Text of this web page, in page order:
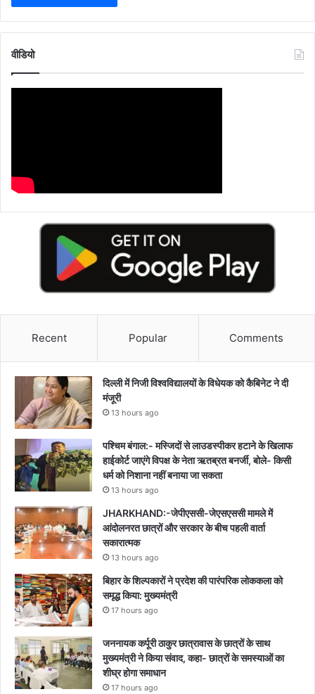
वीडियो
Recent Popular Comments
दिल्ली में निजी विश्वविद्यालयों के विधेयक को कैबिनेट ने दी
मंजूरी
13 hours ago
पश्चिम बंगाल:- मस्जिदों से लाउडस्पीकर हटाने के खिलाफ
हाईकोर्ट जाएंगे विपक्ष के नेता ऋतब्रत बनर्जी, बोले- किसी
धर्म को निशाना नहीं बनाया जा सकता
13 hours ago
JHARKHAND:-जेपीएससी-जेएसएससी मामले में
आंदोलनरत छात्रों और सरकार के बीच पहली वार्ता
सकारात्मक
13 hours ago
बिहार के शिल्पकारों ने प्रदेश की पारंपरिक लोककला को
समृद्ध किया: मुख्यमंत्री
17 hours ago
जननायक कर्पूरी ठाकुर छात्रावास के छात्रों के साथ
मुख्यमंत्री ने किया संवाद, कहा- छात्रों के समस्याओं का
शीघ्र होगा समाधान
17 hours ago